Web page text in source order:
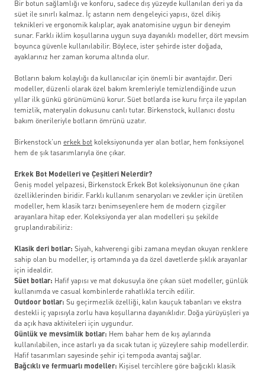
Bir botun sağlamlığı ve konforu, sadece dış yüzeyde kullanılan deri ya da
süet ile sınırlı kalmaz. İç astarın nem dengeleyici yapısı, özel dikiş
teknikleri ve ergonomik kalıplar, ayak anatomisine uygun bir deneyim
sunar. Farklı iklim koşullarına uygun suya dayanıklı modeller, dört mevsim
boyunca güvenle kullanılabilir. Böylece, ister şehirde ister doğada,
ayaklarınız her zaman koruma altında olur.
Botların bakım kolaylığı da kullanıcılar için önemli bir avantajdır. Deri
modeller, düzenli olarak özel bakım kremleriyle temizlendiğinde uzun
yıllar ilk günkü görünümünü korur. Süet botlarda ise kuru fırça ile yapılan
temizlik, materyalin dokusunu canlı tutar. Birkenstock, kullanıcı dostu
bakım önerileriyle botların ömrünü uzatır.
Birkenstock’un erkek bot koleksiyonunda yer alan botlar, hem fonksiyonel
hem de şık tasarımlarıyla öne çıkar.
Erkek Bot Modelleri ve Çeşitleri Nelerdir?
Geniş model yelpazesi, Birkenstock Erkek Bot koleksiyonunun öne çıkan
özelliklerinden biridir. Farklı kullanım senaryoları ve zevkler için üretilen
modeller, hem klasik tarzı benimseyenlere hem de modern çizgiler
arayanlara hitap eder. Koleksiyonda yer alan modelleri şu şekilde
gruplandırabiliriz:
Klasik deri botlar: Siyah, kahverengi gibi zamana meydan okuyan renklere
sahip olan bu modeller, iş ortamında ya da özel davetlerde şıklık arayanlar
için idealdir.
Süet botlar: Hafif yapısı ve mat dokusuyla öne çıkan süet modeller, günlük
kullanımda ve casual kombinlerde rahatlıkla tercih edilir.
Outdoor botlar: Su geçirmezlik özelliği, kalın kauçuk tabanları ve ekstra
destekli iç yapısıyla zorlu hava koşullarına dayanıklıdır. Doğa yürüyüşleri ya
da açık hava aktiviteleri için uygundur.
Günlük ve mevsimlik botlar: Hem bahar hem de kış aylarında
kullanılabilen, ince astarlı ya da sıcak tutan iç yüzeylere sahip modellerdir.
Hafif tasarımları sayesinde şehir içi tempoda avantaj sağlar.
Bağcıklı ve fermuarlı modeller: Kişisel tercihlere göre bağcıklı klasik